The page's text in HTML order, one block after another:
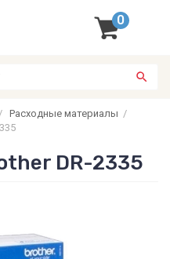
0
Расходные материалы /
DR-2335